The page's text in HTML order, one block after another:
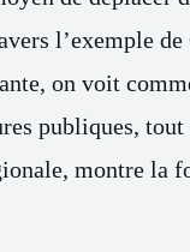
l’exemple
on voit
publiques,
montre la